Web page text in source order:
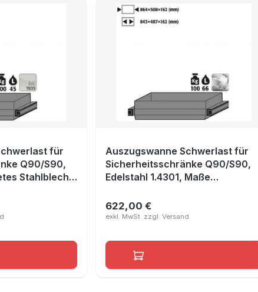
für
Q90/S90,
Stahlblech
Auszugswanne Schwerlast für
Sicherheitsschränke Q90/S90,
Edelstahl 1.4301, Maße
Regulärer Preis:
622,00 €